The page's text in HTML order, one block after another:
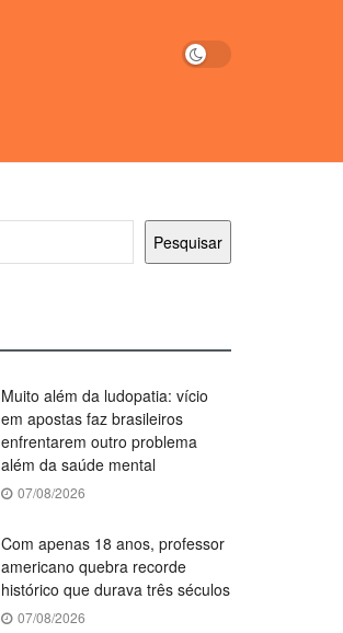
Pesquisar
Muito além da ludopatia: vício
em apostas faz brasileiros
enfrentarem outro problema
além da saúde mental
07/08/2026
Com apenas 18 anos, professor
americano quebra recorde
histórico que durava três séculos
07/08/2026